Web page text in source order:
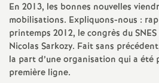
En 2013, les bonnes nouvelles
mobilisations. Expliquons-nous :
printemps 2012, le congrès du
Nicolas Sarkozy. Fait sans
la part d’une organisation qui a été
première ligne.